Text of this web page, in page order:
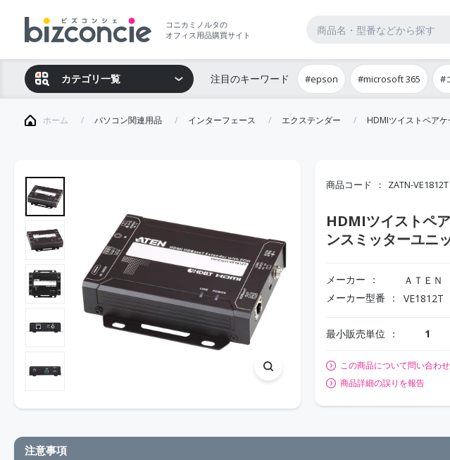
コニカミノルタの
オフィス用品購買サイト
カテゴリ一覧 注目のキーワード #epson #microsoft 365 #
ホーム パソコン関連用品 インターフェース エクステンダー HDMIツイストペア
商品コード ZATN-VE1812T
HDMIツイストペ
ンスミッターユニ
メーカー ＡＴＥＮ
メーカー型番 VE1812T
最小販売単位 1
この商品について問い合わせ
商品詳細の誤りを報告
注意事項